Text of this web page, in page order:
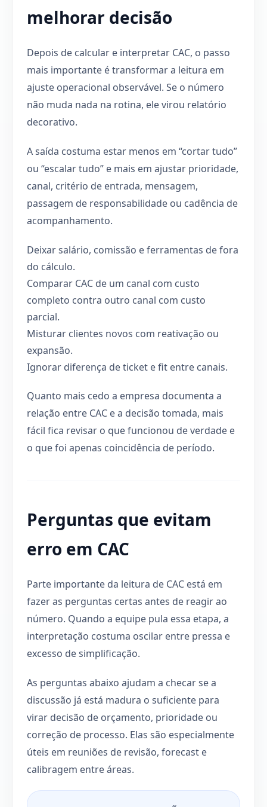
melhorar decisão
Depois de calcular e interpretar CAC, o passo
mais importante é transformar a leitura em
ajuste operacional observável. Se o número
não muda nada na rotina, ele virou relatório
decorativo.
A saída costuma estar menos em “cortar tudo”
ou “escalar tudo” e mais em ajustar prioridade,
canal, critério de entrada, mensagem,
passagem de responsabilidade ou cadência de
acompanhamento.
Deixar salário, comissão e ferramentas de fora
do cálculo.
Comparar CAC de um canal com custo
completo contra outro canal com custo
parcial.
Misturar clientes novos com reativação ou
expansão.
Ignorar diferença de ticket e fit entre canais.
Quanto mais cedo a empresa documenta a
relação entre CAC e a decisão tomada, mais
fácil fica revisar o que funcionou de verdade e
o que foi apenas coincidência de período.
Perguntas que evitam
erro em CAC
Parte importante da leitura de CAC está em
fazer as perguntas certas antes de reagir ao
número. Quando a equipe pula essa etapa, a
interpretação costuma oscilar entre pressa e
excesso de simplificação.
As perguntas abaixo ajudam a checar se a
discussão já está madura o suficiente para
virar decisão de orçamento, prioridade ou
correção de processo. Elas são especialmente
úteis em reuniões de revisão, forecast e
calibragem entre áreas.